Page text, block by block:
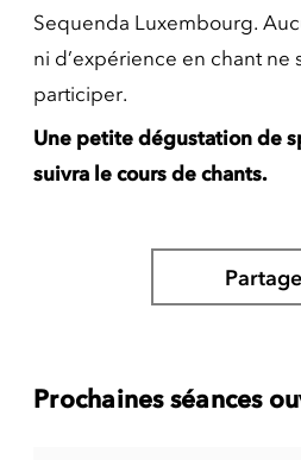
Sequenda Luxembourg.
ni d’expérience en chant ne
participer.
Une petite dégustation de
suivra le cours de chants.
Prochaines séances